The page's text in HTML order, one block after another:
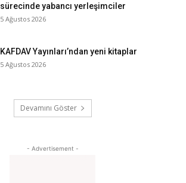
sürecinde yabancı yerleşimciler
5 Ağustos 2026
KAFDAV Yayınları’ndan yeni kitaplar
5 Ağustos 2026
Devamını Göster
- Advertisement -